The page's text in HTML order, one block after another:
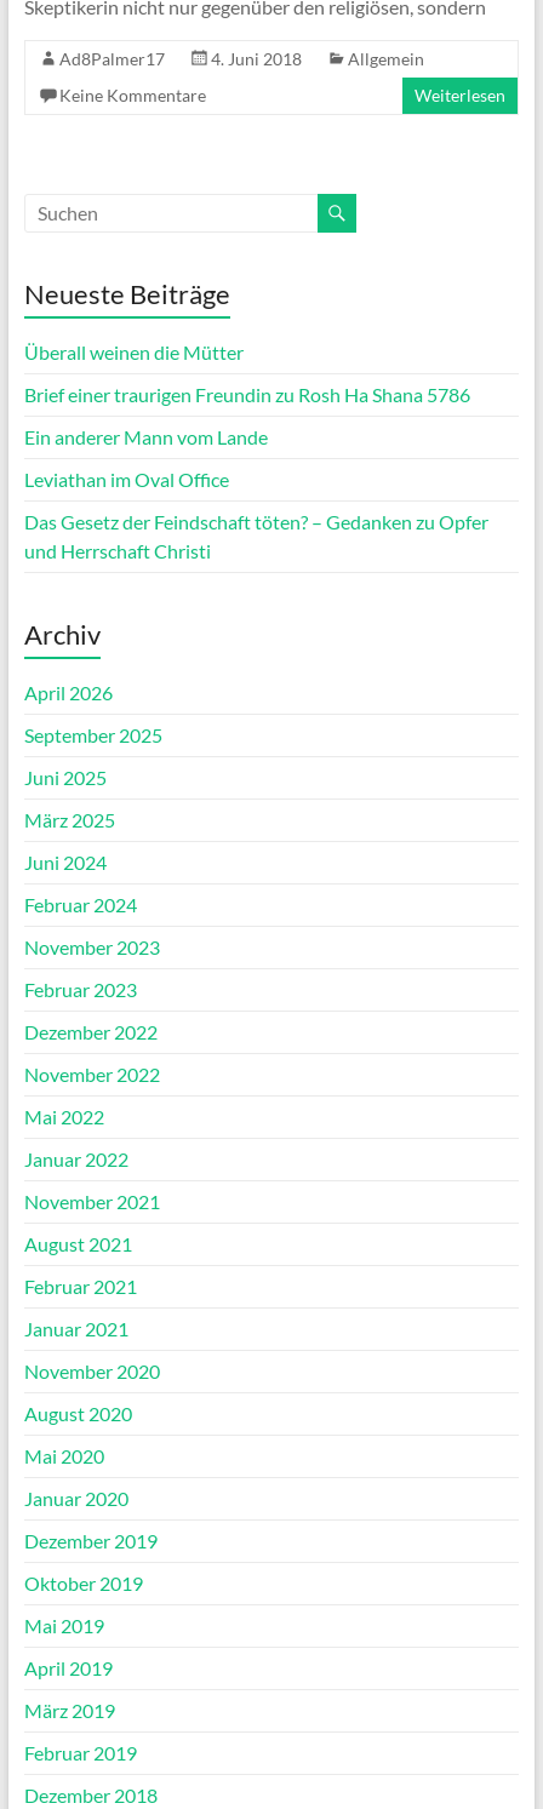
Skeptikerin nicht nur gegenüber den religiösen, sondern
Ad8Palmer17 4. Juni 2018
Allgemein
Keine Kommentare
Weiterlesen
Neueste Beiträge
Überall weinen die Mütter
Brief einer traurigen Freundin zu Rosh Ha Shana 5786
Ein anderer Mann vom Lande
Leviathan im Oval Office
Das Gesetz der Feindschaft töten? – Gedanken zu Opfer
und Herrschaft Christi
Archiv
April 2026
September 2025
Juni 2025
März 2025
Juni 2024
Februar 2024
November 2023
Februar 2023
Dezember 2022
November 2022
Mai 2022
Januar 2022
November 2021
August 2021
Februar 2021
Januar 2021
November 2020
August 2020
Mai 2020
Januar 2020
Dezember 2019
Oktober 2019
Mai 2019
April 2019
März 2019
Februar 2019
Dezember 2018